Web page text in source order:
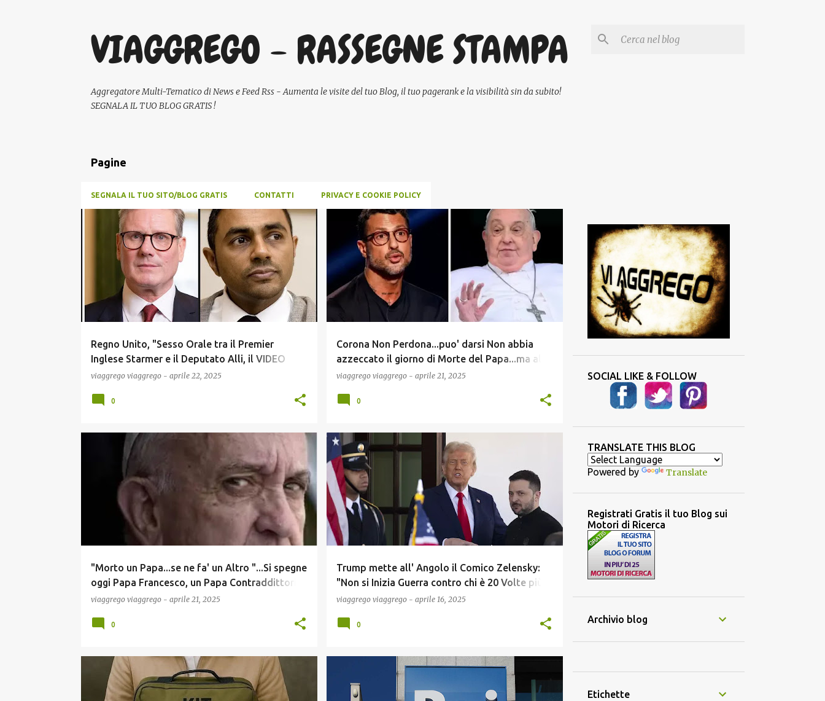
VIAGGREGO - RASSEGNE STAMPA
Aggregatore Multi-Tematico di News e Feed Rss - Aumenta le visite del tuo Blog, il tuo pagerank e la visibilità sin da subito!
SEGNALA IL TUO BLOG GRATIS !
Pagine
SEGNALA IL TUO SITO/BLOG GRATIS CONTATTI PRIVACY E COOKIE POLICY
Regno Unito, "Sesso Orale tra il Premier
Inglese Starmer e il Deputato Alli, il VIDEO
dello Scandalo mostrato alla Moglie", il Rumor
Inglese !
viaggrego viaggrego - aprile 22, 2025
COMUNICAZIONE CRONACA GOSSIP NEWS
POLITICA +
SCUOLA E DIDATTICA
0
Corona Non Perdona...puo' darsi Non abbia
azzeccato il giorno di Morte del Papa...ma alla
fine e' come se l'avesse Profetizzata ed alla
viaggrego viaggrego - aprile 21, 2025
COMUNICAZIONE CRONACA GOSSIP MEME
NEWS POLITICA SCUOLA E DIDATTICA
0
"Morto un Papa...se ne fa' un Altro "...Si spegne
oggi Papa Francesco, un Papa Contraddittorio
per certi versi, ma senza dubbio Divisivo e per
viaggrego viaggrego - aprile 21, 2025
COMUNICAZIONE
+
0
Trump mette all' Angolo il Comico Zelensky:
"Non si Inizia Guerra contro chi è 20 Volte più
Forte, Sperando e Mendicando nei Missili Altrui
viaggrego viaggrego - aprile 16, 2025
COMUNICAZIONE ECONOMIA ELEZIONIUSA
0
COMUNICAZIONE ECONOMIA GOSSIP MEME
NEWS POLITICA SCUOLA E DIDATTICA
COMUNICAZIONE ECONOMIA
NEWS
SOCIAL LIKE & FOLLOW
TRANSLATE THIS BLOG
Powered by Translate
Registrati Gratis il tuo Blog sui
Motori di Ricerca
Archivio blog
Etichette